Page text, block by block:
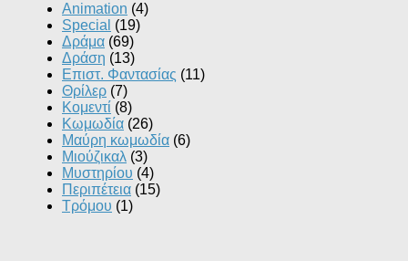
Animation (4)
Special (19)
Δράμα (69)
Δράση (13)
Επιστ. Φαντασίας (11)
Θρίλερ (7)
Κομεντί (8)
Κωμωδία (26)
Μαύρη κωμωδία (6)
Μιούζικαλ (3)
Μυστηρίου (4)
Περιπέτεια (15)
Τρόμου (1)